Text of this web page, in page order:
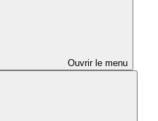
Ouvrir le menu